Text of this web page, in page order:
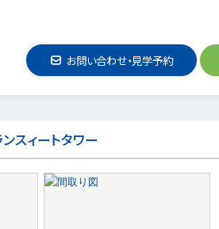
お問い合わせ・見学予約
スィートタワー